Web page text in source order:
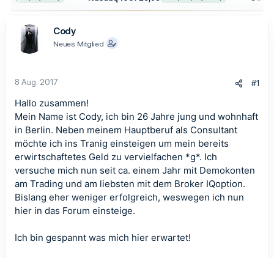
m
Cody
Neues Mitglied
8 Aug. 2017 #1
Hallo zusammen!
Mein Name ist Cody, ich bin 26 Jahre jung und wohnhaft
in Berlin. Neben meinem Hauptberuf als Consultant
möchte ich ins Tranig einsteigen um mein bereits
erwirtschaftetes Geld zu vervielfachen *g*. Ich
versuche mich nun seit ca. einem Jahr mit Demokonten
am Trading und am liebsten mit dem Broker IQoption.
Bislang eher weniger erfolgreich, weswegen ich nun
hier in das Forum einsteige.
Ich bin gespannt was mich hier erwartet!